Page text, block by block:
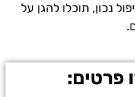
נכון, תוכלו להגן על
פרטים: